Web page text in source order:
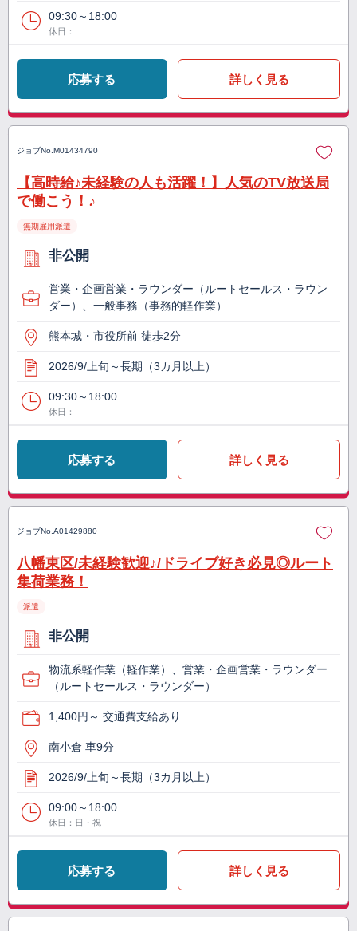
09:30～18:00
休日：
応募する 詳しく見る
ジョブNo. M01434790
【高時給♪未経験の人も活躍！】人気のTV放送局
で働こう！♪
無期雇用派遣
非公開
営業・企画営業・ラウンダー（ルートセールス・ラウン
ダー）、一般事務（事務的軽作業）
熊本城・市役所前 徒歩2分
2026/9/上旬～長期（3カ月以上）
09:30～18:00
休日：
応募する 詳しく見る
ジョブNo. A01429880
八幡東区/未経験歓迎♪/ドライブ好き必見◎ルート
集荷業務！
派遣
非公開
物流系軽作業（軽作業）、営業・企画営業・ラウンダー
（ルートセールス・ラウンダー）
1,400円～ 交通費支給あり
南小倉 車9分
2026/9/上旬～長期（3カ月以上）
09:00～18:00
休日：日・祝
応募する 詳しく見る